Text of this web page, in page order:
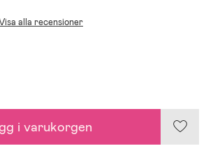
alla recensioner
i varukorgen